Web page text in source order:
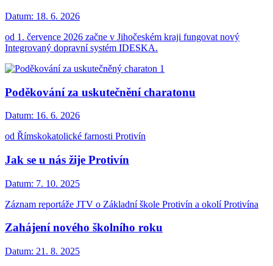
Datum: 18. 6. 2026
od 1. července 2026 začne v Jihočeském kraji fungovat nový
Integrovaný dopravní systém IDESKA.
Poděkování za uskutečnění charatonu
Datum: 16. 6. 2026
od Římskokatolické farnosti Protivín
Jak se u nás žije Protivín
Datum: 7. 10. 2025
Záznam reportáže JTV o Základní škole Protivín a okolí Protivína
Zahájení nového školního roku
Datum: 21. 8. 2025